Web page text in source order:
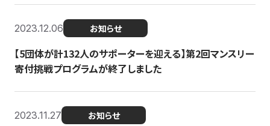
2023.12.06 お知らせ
【5団体が計132人のサポーターを迎える】第2回マンスリー
寄付挑戦プログラムが終了しました
2023.11.27 お知らせ